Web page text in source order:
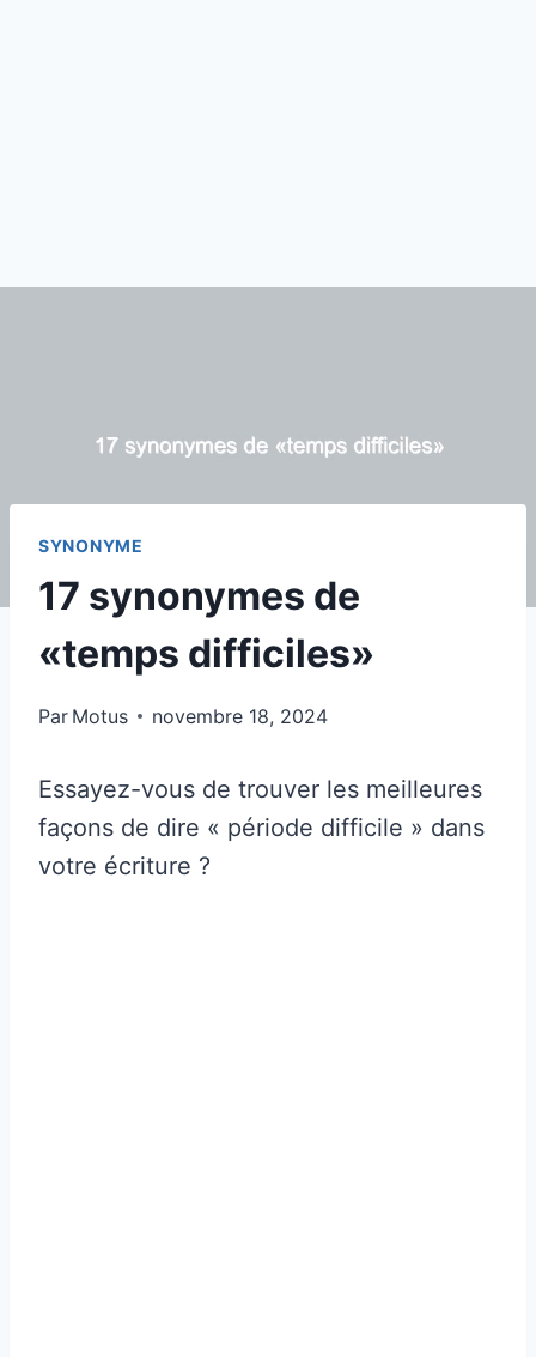
SYNONYME
17 synonymes de
«temps difficiles»
Par Motus novembre 18, 2024
Essayez-vous de trouver les meilleures
façons de dire « période difficile » dans
votre écriture ?